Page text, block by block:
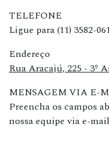
TELEFONE
Ligue para(11) 3582-
Endereço
Rua Aracajú, 225 - 3º
MENSAGEM VIA E-
Preencha os campos
nossa equipe via e-